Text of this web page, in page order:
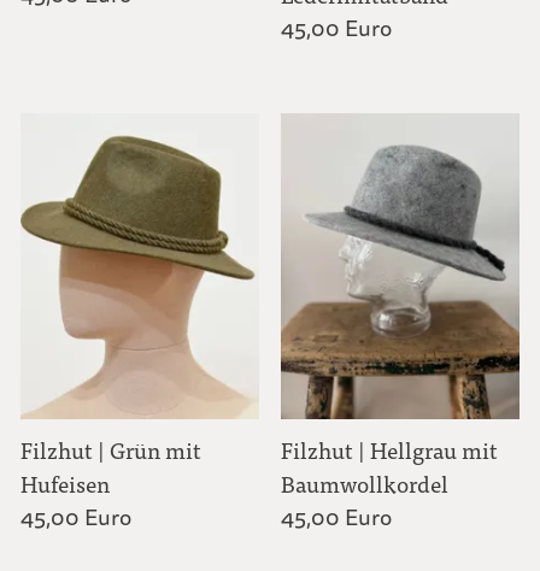
45,00 Euro
Filzhut | Grün mit
Hufeisen
45,00 Euro
Filzhut | Hellgrau mit
Baumwollkordel
45,00 Euro